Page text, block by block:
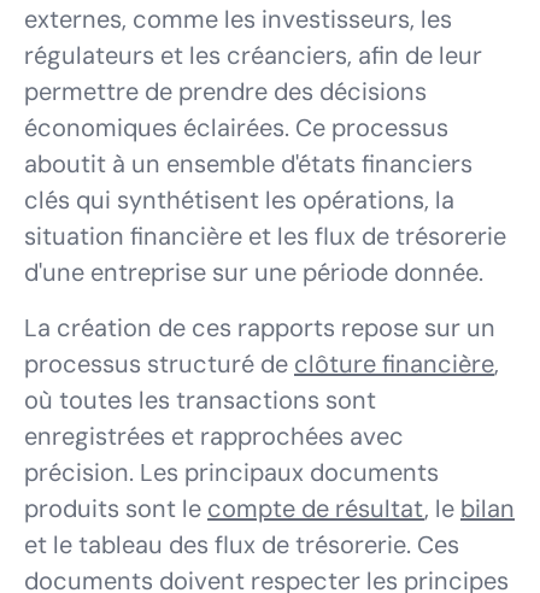
externes, comme les investisseurs, les
régulateurs et les créanciers, afin de leur
permettre de prendre des décisions
économiques éclairées. Ce processus
aboutit à un ensemble d'états financiers
clés qui synthétisent les opérations, la
situation financière et les flux de trésorerie
d'une entreprise sur une période donnée.
La création de ces rapports repose sur un
processus structuré de clôture financière,
où toutes les transactions sont
enregistrées et rapprochées avec
précision. Les principaux documents
produits sont le compte de résultat, le bilan
et le tableau des flux de trésorerie. Ces
documents doivent respecter les principes